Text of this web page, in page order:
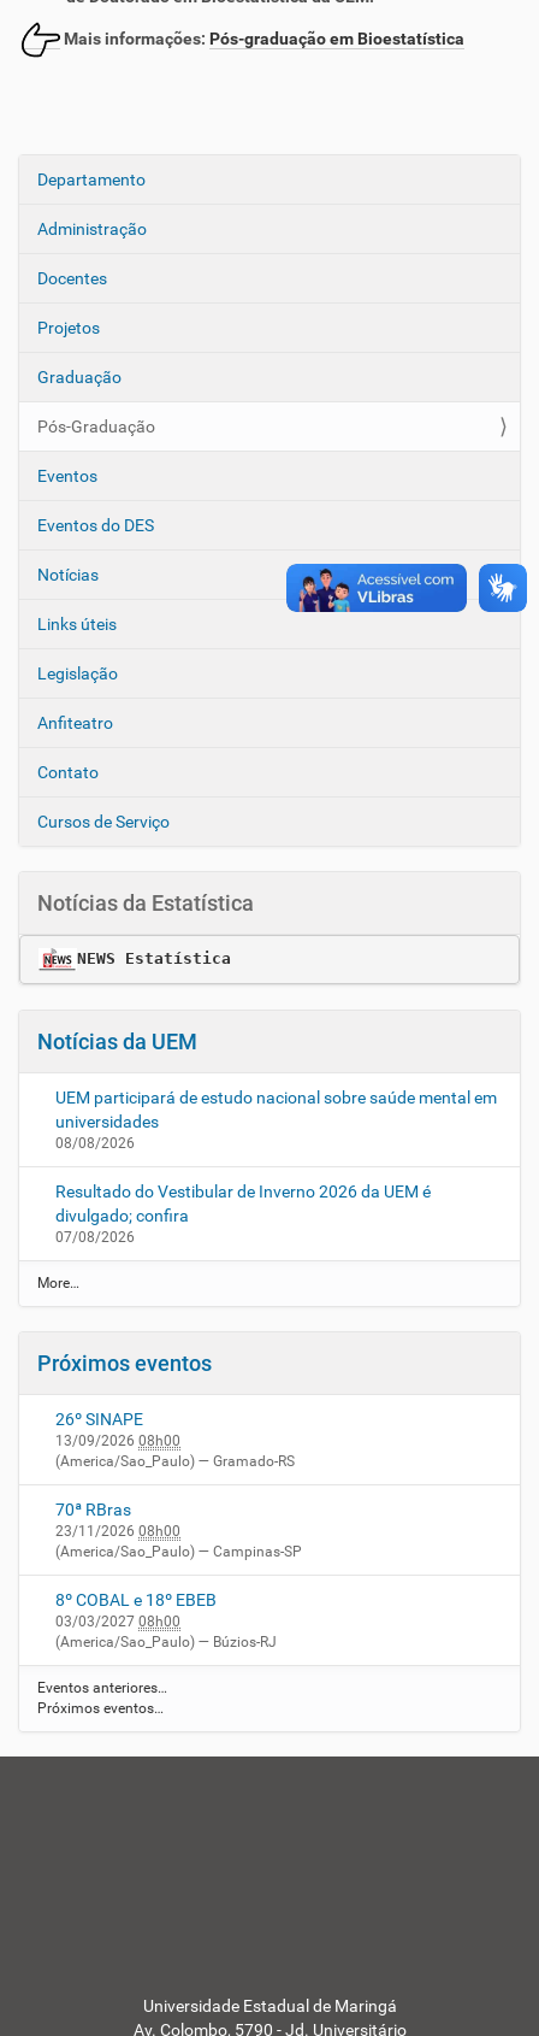
N
e
a
ç
o
Departamento
Administração
Docentes
Projetos
Graduação
Pós-Graduação
Eventos
Eventos do DES
Notícias
Links úteis
Legislação
Anfiteatro
Contato
Cursos de Serviço
Mais informações: Pós-graduação em Bioestatística
Notícias da Estatística
NEWS Estatística
Notícias da UEM
UEM participará de estudo nacional sobre saúde mental em
universidades
08/08/2026
Resultado do Vestibular de Inverno 2026 da UEM é
divulgado; confira
07/08/2026
N
o
c
U
More…
Próximos eventos
26º SINAPE
13/09/2026 08h00
(America/Sao_Paulo) — Gramado-RS
70ª RBras
23/11/2026 08h00
(America/Sao_Paulo) — Campinas-SP
8º COBAL e 18º EBEB
03/03/2027 08h00
(America/Sao_Paulo) — Búzios-RJ
Eventos anteriores…
Próximos eventos…
Universidade Estadual de Maringá
Av. Colombo, 5790 - Jd. Universitário